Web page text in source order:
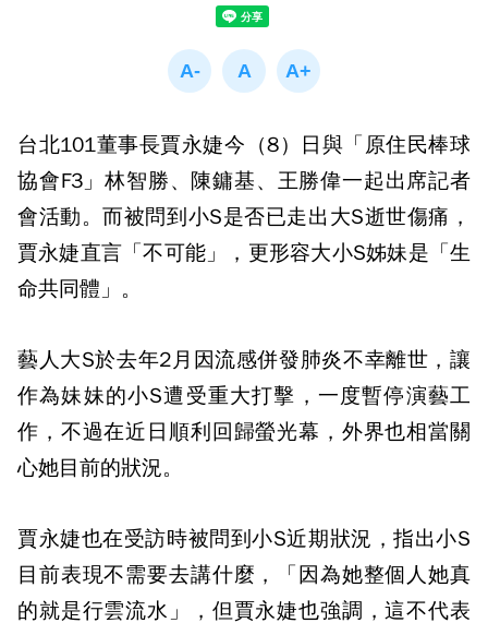
台北101董事長賈永婕今（8）日與「原住民棒球
協會F3」林智勝、陳鏞基、王勝偉一起出席記者
會活動。而被問到小S是否已走出大S逝世傷痛，
賈永婕直言「不可能」，更形容大小S姊妹是「生
命共同體」。
藝人大S於去年2月因流感併發肺炎不幸離世，讓
作為妹妹的小S遭受重大打擊，一度暫停演藝工
作，不過在近日順利回歸螢光幕，外界也相當關
心她目前的狀況。
賈永婕也在受訪時被問到小S近期狀況，指出小S
目前表現不需要去講什麼，「因為她整個人她真
的就是行雲流水」，但賈永婕也強調，這不代表